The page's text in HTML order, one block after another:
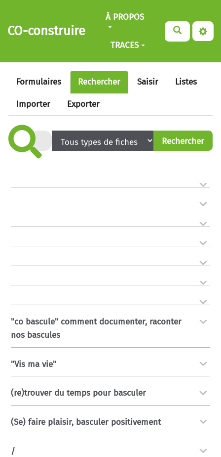
Aller au contenu principal
CO-construire
À PROPOS
TRACES
Formulaires Rechercher Saisir Listes
Importer Exporter
"co bascule" comment documenter, raconter
nos bascules
"Vis ma vie"
(re)trouver du temps pour basculer
(Se) faire plaisir, basculer positivement
/